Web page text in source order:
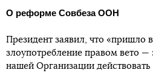
О реформе Совбеза ООН
Президент заявил, что «пришло
злоупотребление правом вето
нашей Организации действовать